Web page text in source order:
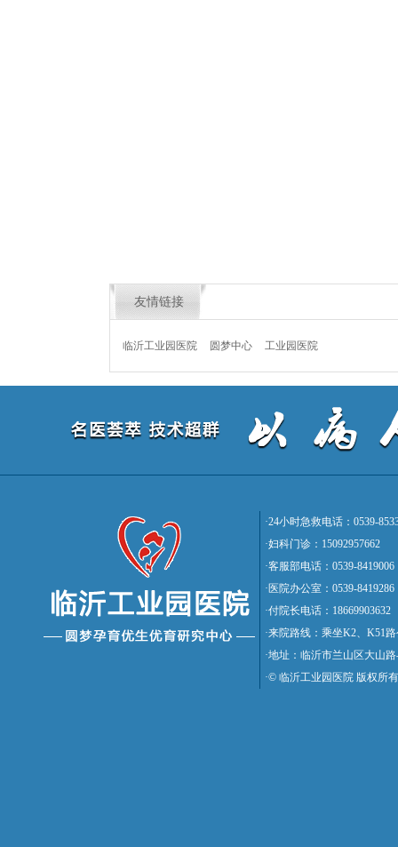
友情链接
临沂工业园医院 圆梦中心 工业园医院
·24小时急救电话：0539-
·妇科门诊：15092957662
·客服部电话：0539-8419006
·医院办公室：0539-8419286
·付院长电话：18669903632
·来院路线：乘坐K2、K51
·地址：临沂市兰山区大山
·© 临沂工业园医院 版权所